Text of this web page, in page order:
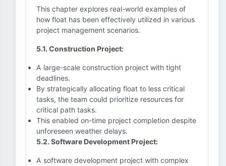
This chapter explores real-world examples of
how float has been effectively utilized in various
project management scenarios.
5.1. Construction Project:
A large-scale construction project with tight
deadlines.
By strategically allocating float to less critical
tasks, the team could prioritize resources for
critical path tasks.
This enabled on-time project completion despite
unforeseen weather delays.
5.2. Software Development Project:
A software development project with complex